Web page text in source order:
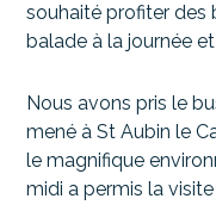
souhaité profiter des
balade à la journée
Nous avons pris le
mené à St Aubin le
le magnifique
midi a permis la